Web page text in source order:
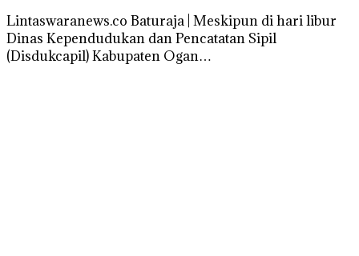
Lintaswaranews.co Baturaja | Meskipun di hari libur
Dinas Kependudukan dan Pencatatan Sipil
(Disdukcapil) Kabupaten Ogan…